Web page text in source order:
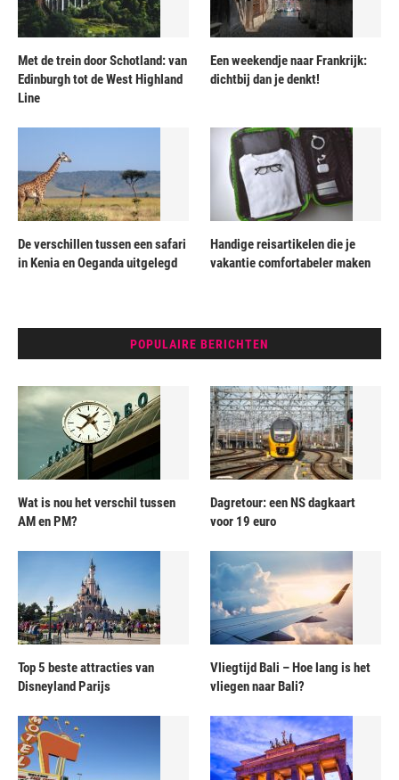
Met de trein door Schotland: van
Edinburgh tot de West Highland
Line
Een weekendje naar Frankrijk:
dichtbij dan je denkt!
De verschillen tussen een safari
in Kenia en Oeganda uitgelegd
Handige reisartikelen die je
vakantie comfortabeler maken
POPULAIRE BERICHTEN
Wat is nou het verschil tussen
AM en PM?
Dagretour: een NS dagkaart
voor 19 euro
Top 5 beste attracties van
Disneyland Parijs
Vliegtijd Bali – Hoe lang is het
vliegen naar Bali?